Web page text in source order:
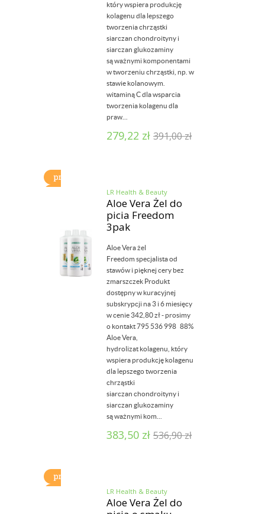
który wspiera produkcję
kolagenu dla lepszego
tworzenia chrząstki
siarczan chondroityny i
siarczan glukozaminy
są ważnymi komponentami
w tworzeniu chrząstki, np. w
stawie kolanowym.
witaminą C dla wsparcia
tworzenia kolagenu dla
praw...
279,22 zł 391,00zł
LR Health & Beauty
Aloe Vera Żel do
picia Freedom
3pak
Aloe Vera żel
Freedom specjalista od
stawów i pięknej cery bez
zmarszczek Produkt
dostępny w kuracyjnej
subskrypcji na 3 i 6 miesięcy
w cenie 342,80 zł - prosimy
o kontakt 795 536 998 88%
Aloe Vera,
hydrolizat kolagenu, który
wspiera produkcję kolagenu
dla lepszego tworzenia
chrząstki
siarczan chondroityny i
siarczan glukozaminy
są ważnymi kom...
383,50 zł 536,90zł
LR Health & Beauty
Aloe Vera Żel do